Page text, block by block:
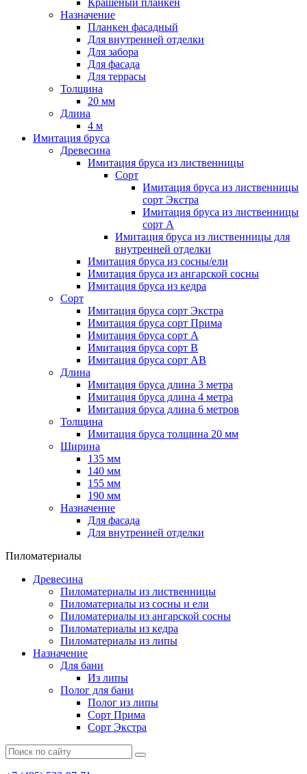
Крашеный планкен
Назначение
Планкен фасадный
Для внутренней отделки
Для забора
Для фасада
Для террасы
Толщина
20 мм
Длина
4 м
Имитация бруса
Древесина
Имитация бруса из лиственницы
Сорт
Имитация бруса из лиственницы
сорт Экстра
Имитация бруса из лиственницы
сорт A
Имитация бруса из лиственницы для
внутренней отделки
Имитация бруса из сосны/ели
Имитация бруса из ангарской сосны
Имитация бруса из кедра
Сорт
Имитация бруса сорт Экстра
Имитация бруса сорт Прима
Имитация бруса сорт A
Имитация бруса сорт B
Имитация бруса сорт АВ
Длина
Имитация бруса длина 3 метра
Имитация бруса длина 4 метра
Имитация бруса длина 6 метров
Толщина
Имитация бруса толщина 20 мм
Ширина
135 мм
140 мм
155 мм
190 мм
Назначение
Для фасада
Для внутренней отделки
Пиломатериалы
Древесина
Пиломатериалы из лиственницы
Пиломатериалы из сосны и ели
Пиломатериалы из ангарской сосны
Пиломатериалы из кедра
Пиломатериалы из липы
Назначение
Для бани
Из липы
Полог для бани
Полог из липы
Сорт Прима
Сорт Экстра